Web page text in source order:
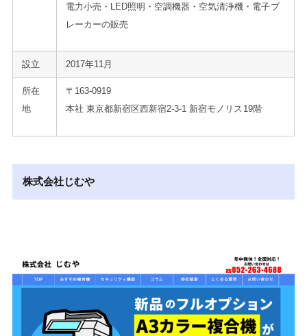
電力小売・LED照明・空調機器・空気清浄機・電子ブ
レーカーの販売
設立 2017年11月
所在
地
〒163-0919
本社 東京都新宿区西新宿2-3-1 新宿モノリス19階
株式会社じむや